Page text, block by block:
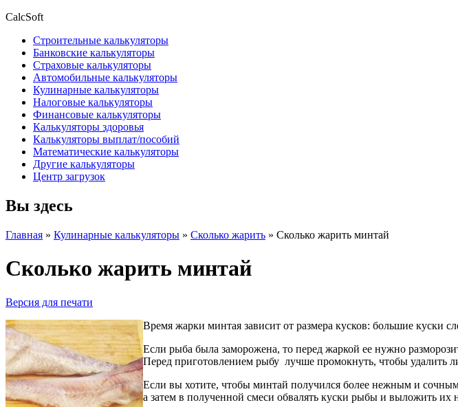
CalcSoft
Строительные калькуляторы
Банковские калькуляторы
Страховые калькуляторы
Автомобильные калькуляторы
Кулинарные калькуляторы
Налоговые калькуляторы
Финансовые калькуляторы
Калькуляторы здоровья
Калькуляторы выплат/пособий
Математические калькуляторы
Другие калькуляторы
Центр загрузок
Вы здесь
Главная » Кулинарные калькуляторы » Сколько жарить » Сколько жарить минтай
Сколько жарить минтай
Версия для печати
Время жарки минтая зависит от размера кусков: большие куски
Если рыба была заморожена, то перед жаркой ее нужно
Перед приготовлением рыбу лучше промокнуть, чтобы удалить
Если вы хотите, чтобы минтай получился более нежным и
а затем в полученной смеси обвалять куски рыбы и выложить их